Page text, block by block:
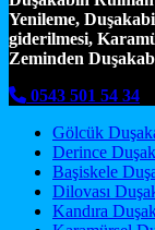
Yenileme,
giderilmesi,
Zeminden
0543 501 54 34
Gölcük
Derince
Başiskele
Dilovası
Kandıra